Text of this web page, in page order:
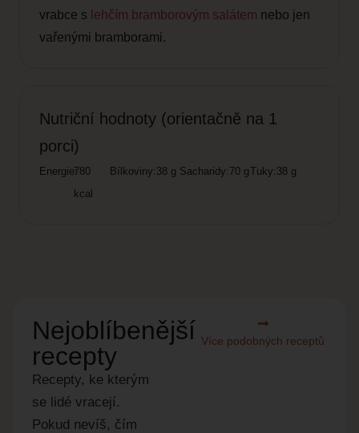
vrabce s lehčím bramborovým salátem nebo jen
vařenými bramborami.
Nutriční hodnoty (orientačně na 1
porci)
Energie:780
kcal
Bílkoviny: 38 g Sacharidy: 70 gTuky: 38 g
Nejoblíbenější
recepty
Recepty, ke kterým
se lidé vracejí.
Pokud nevíš, čím
Více podobných receptů